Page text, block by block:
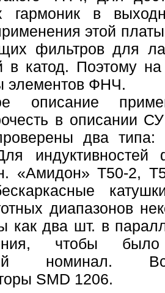
гармоник в
этой
фильтров для
в катод. Поэтому
элементов ФНЧ.
описание
в описании
два
индуктивностей
«Амидон» Т50-2,
диапазонов
как два шт. в
чтобы
номинал.
SMD 1206.